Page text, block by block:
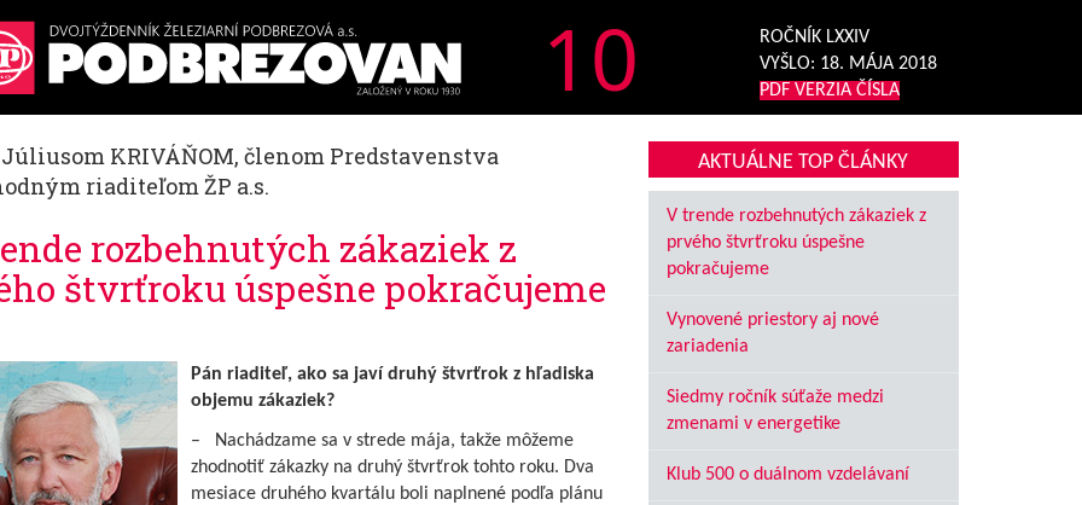
10
ROČNÍK LXXIV
VYŠLO: 18. MÁJA 2018
PDF VERZIA ČÍSLA
KRIVÁŇOM, členom Predstavenstva
riaditeľom ŽP a.s.
rozbehnutých zákaziek z
štvrťroku úspešne pokračujeme
Pán riaditeľ, ako sa javí druhý štvrťrok z hľadiska
objemu zákaziek?
– Nachádzame sa v strede mája, takže môžeme
zhodnotiť zákazky na druhý štvrťrok tohto roku. Dva
mesiace druhého kvartálu boli naplnené podľa plánu
AKTUÁLNE TOP ČLÁNKY
V trende rozbehnutých zákaziek z
prvého štvrťroku úspešne
pokračujeme
Vynovené priestory aj nové
zariadenia
Siedmy ročník súťaže medzi
zmenami v energetike
Klub 500 o duálnom vzdelávaní